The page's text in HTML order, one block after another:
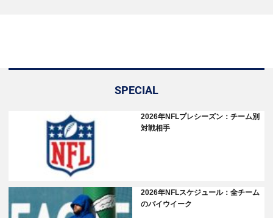
SPECIAL
2026年NFLプレシーズン：チーム別
対戦相手
2026年NFLスケジュール：全チーム
のバイウイーク